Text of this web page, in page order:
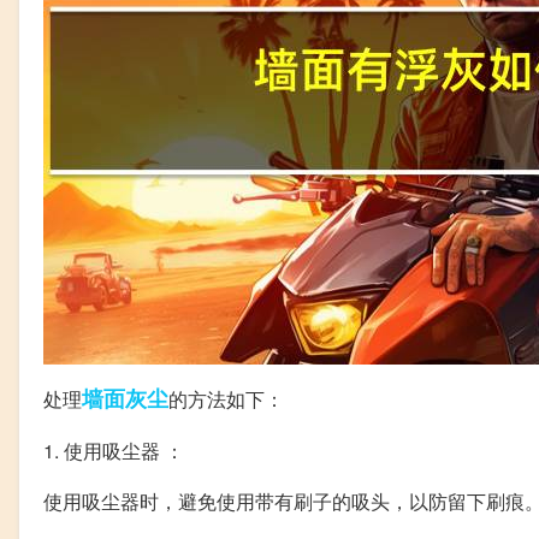
处理墙面灰尘的方法如下：
1. 使用吸尘器 ：
使用吸尘器时，避免使用带有刷子的吸头，以防留下刷痕